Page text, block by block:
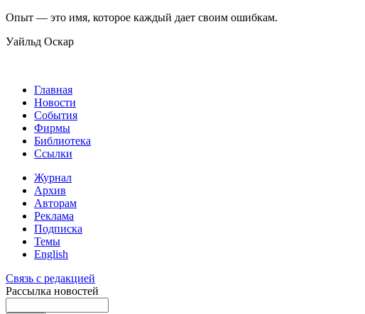
Опыт — это имя, которое каждый дает своим ошибкам.
Уайльд Оскар
Главная
Новости
События
Фирмы
Библиотека
Ссылки
Журнал
Архив
Авторам
Реклама
Подписка
Темы
English
Связь с редакцией
Рассылка новостей